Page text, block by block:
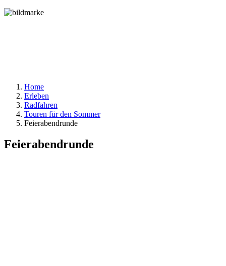
Home
Erleben
Radfahren
Touren für den Sommer
Feierabendrunde
Feierabendrunde